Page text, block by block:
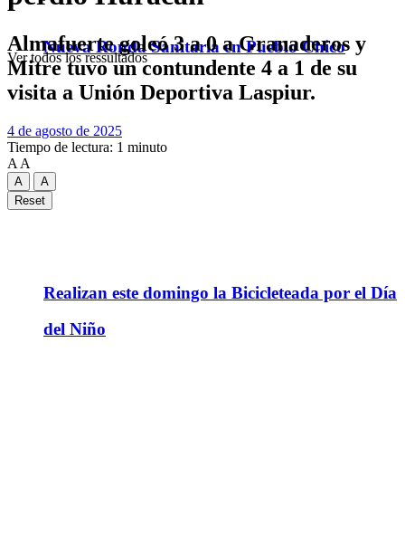
Nueva Ronda Sanitaria en Pueblo Chico
Realizan este domingo la Bicicleteada por el Día
del Niño
Ver todos los ressultados
Almafuerte goleó 3 a 0 a Granaderos y
Mitre tuvo un contundente 4 a 1 de su
visita a Unión Deportiva Laspiur.
4 de agosto de 2025
Tiempo de lectura: 1 minuto
A A
A
A
Reset